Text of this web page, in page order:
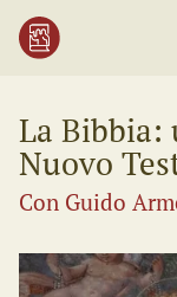
La Bibbia:
Nuovo
Con Guido